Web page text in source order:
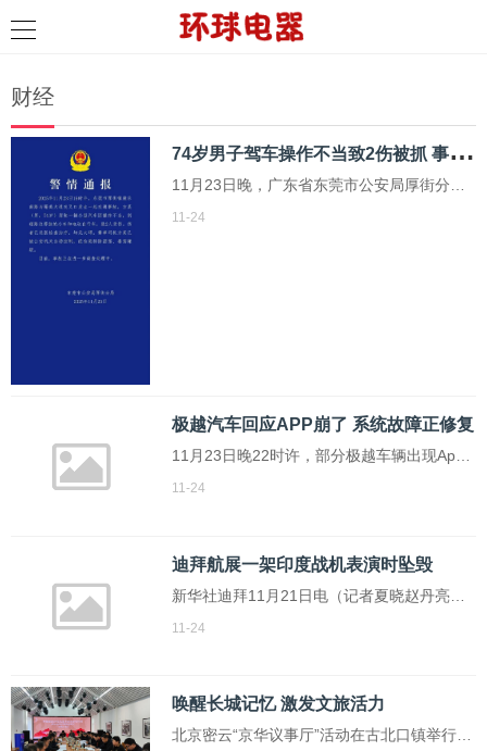
财经
7
4岁男子驾车操作不当致2伤被抓 事故现场控制及时
11月23日晚，广东省东莞市公安局厚街分局
通报了一起交通事故。当天19时许，在东莞
11-24
极越汽车回应APP崩了 系统故障正修复
11月23日晚22时许，部分极越车辆出现App
显示离线和远程控制功能不可用的情况。极
统短暂故障引起，具体原因仍在调查中
11-24
迪拜航展一架印度战机表演时坠毁
新华社迪拜11月21日电（记者夏晓赵丹亮）
阿联酋国防部21日发表声明说，一架印度战
毁战机是印度斯坦航空有限公司生产的“光辉”
11-24
唤醒长城记忆 激发文旅活力
北京密云“京华议事厅”活动在古北口镇举行。